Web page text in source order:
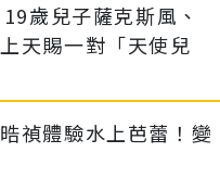
歲兒子薩克斯風、
天賜一對「天使兒
禎體驗水上芭蕾！變